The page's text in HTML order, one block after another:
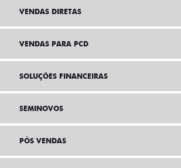
VENDAS DIRETAS
VENDAS PARA PCD
SOLUÇÕES FINANCEIRAS
SEMINOVOS
PÓS VENDAS